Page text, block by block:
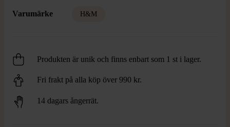
Varumärke H&M
Produkten är unik och finns enbart som 1 st i lager.
Fri frakt på alla köp över 990 kr.
14 dagars ångerrät.